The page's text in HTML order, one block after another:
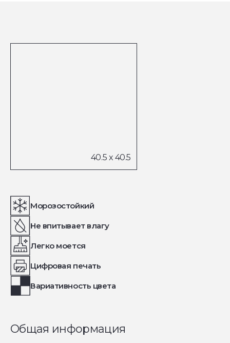
Морозостойкий
Не впитывает влагу
Легко моется
Цифровая печать
Вариативность цвета
Общая информация